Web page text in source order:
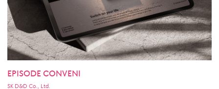
EPISODE CONVENI
SK D&D Co., Ltd.